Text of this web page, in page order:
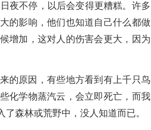
夜不停，以后会变得更糟糕。许多
的影响，他们也知道自己什么都做
增加，这对人的伤害会更大，因为
的原因，有些地方看到有上千只鸟
化学物蒸汽云，会立即死亡，而我
森林或荒野中，没人知道而已。